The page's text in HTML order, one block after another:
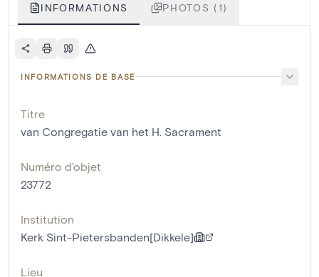
INFORMATIONS PHOTOS (1)
INFORMATIONS DE BASE
Titre
van Congregatie van het H. Sacrament
Numéro d'objet
23772
Institution
Kerk Sint-Pietersbanden[Dikkele]
Lieu